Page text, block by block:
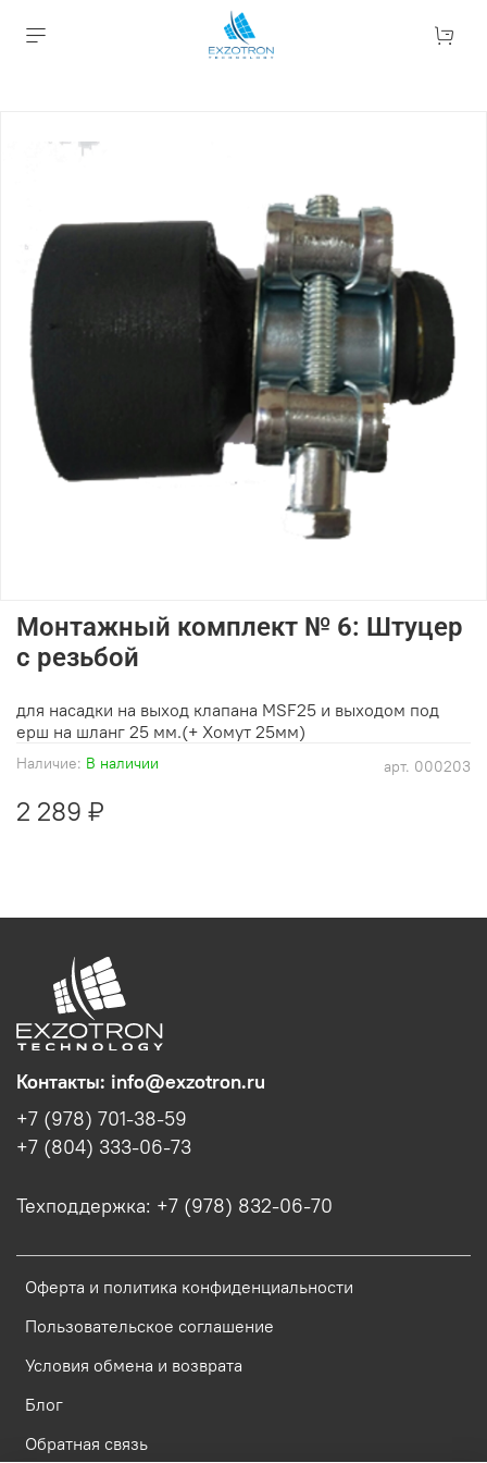
арт. 000203
Наличие: В наличии
Монтажный комплект № 6: Штуцер
c резьбой
2 289 ₽
для насадки на выход клапана MSF25 и выходом под
ерш на шланг 25 мм.(+ Хомут 25мм)
Оферта и политика конфиденциальности
Пользовательское соглашение
Условия обмена и возврата
Блог
Обратная связь
Контакты: info@exzotron.ru
+7 (978) 701-38-59
+7 (804) 333-06-73
Техподдержка: +7 (978) 832-06-70